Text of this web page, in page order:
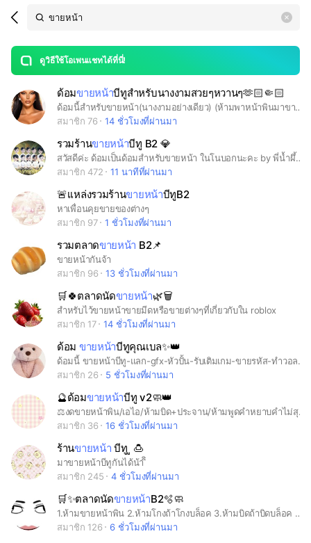
Search
OpenChats
messages
search
area
ดูวิธีใช้โอเพนแชทได้ที่นี่!
open
ด้อมขายหน้าบีทูสำหรับนางงามสวยๆหวานๆ🫶🏻🤏🏻
ด้อมนี้สำหรับขายหน้า(นางงามอย่างเดียว) (ห้ามพาหน้าพินมาขายหากพบเจอปรับ50บ.) (ห้ามโกงกันถ้ามีมาแจ้งเค้าได้เลย) (ห้ามทะเลาะวิวาทกัน)
สมาชิก 76
14 ชั่วโมงที่ผ่านมา
รวมร้านขายหน้าบีทู B2 💎
สวัสดีค่ะ ด้อมเป็นด้อมสำหรับขายหน้า ในโนบอกนะคะ by พี่น้ำผึ้ง พี่วิเวียน พี่บอส พี่ข้าว 🫶🏽 กฎ 1. ห้ามปล่อยหน้าลงพิน 2. ห้ามขายหน้าพิน 3. ห้ามกลางกับคนที่ไม่ใช่แอดมินหากมีการโกงแอดมินจะไม่รับผิดชอบ 4. ห้ามโกง ใครโกงประจาน 🦢
สมาชิก 472
11 นาทีที่ผ่านมา
🚨เเหล่งรวมร้านขายหน้าบีทูB2
หาเพื่อนคุยขายของต่างๆ
สมาชิก 97
1 ชั่วโมงที่ผ่านมา
รวมตลาดขายหน้า B2📌
ขายหน้ากันจ้า
สมาชิก 96
13 ชั่วโมงที่ผ่านมา
🛒🍀ตลาดนัดขายหน้า🌿🗑️
สำหรับไว้ขายหน้าขายมีดหรือขายต่างๆที่เกี่ยวกับใน roblox
สมาชิก 17
14 ชั่วโมงที่ผ่านมา
ด้อม ขายหน้าบีทูคุณเบล✨👑
ด้อมนี้ ขายหน้าบีทู-แลก-gfx-หัวปั้น-รับเติมเกม-ขายรหัส-ทำวอลเปเปอร์-ทำเสื้อ,กางเกง-จัดชุดเซ็ท-
สมาชิก 26
5 ชั่วโมงที่ผ่านมา
🔮ด้อมขายหน้าบีทู v2🧼👑
⚖️งดขายหน้าพิน/เอไอ/ห้ามบิด+ประจาน/ห้ามพูดคำหยาบคำไม่สุภาพ/ถ้ามีปัญหาโปรดสร้างกลุ่มกันนะคะ/ฟังกฏด้วยคะ📷
สมาชิก 36
16 ชั่วโมงที่ผ่านมา
ร้านขายหน้า บีทู ู 🍮
มาขายหน้าบีทูกันได้น้า ิิ
สมาชิก 245
4 ชั่วโมงที่ผ่านมา
🛒✨ตลาดนัดขายหน้าB2🫧🧼
1.ห้ามขายหน้าพิน 2.ห้ามโกงถ้าโกงบล็อค 3.ห้ามบิดถ้าบิดบล็อค 4.ห้ามเอาหน้าไปดัดแปลงเอไอ 5.แฉได้ 6.ห้ามขโมยหน้าไปใช้ ✨ตลาดขายหน้าบีทู หญิง-ชาย🏖️ 🍒เมคอัพ ร้องไห้ ช้ำ น้ำแดง ผี สิว🪞
สมาชิก 126
6 ชั่วโมงที่ผ่านมา